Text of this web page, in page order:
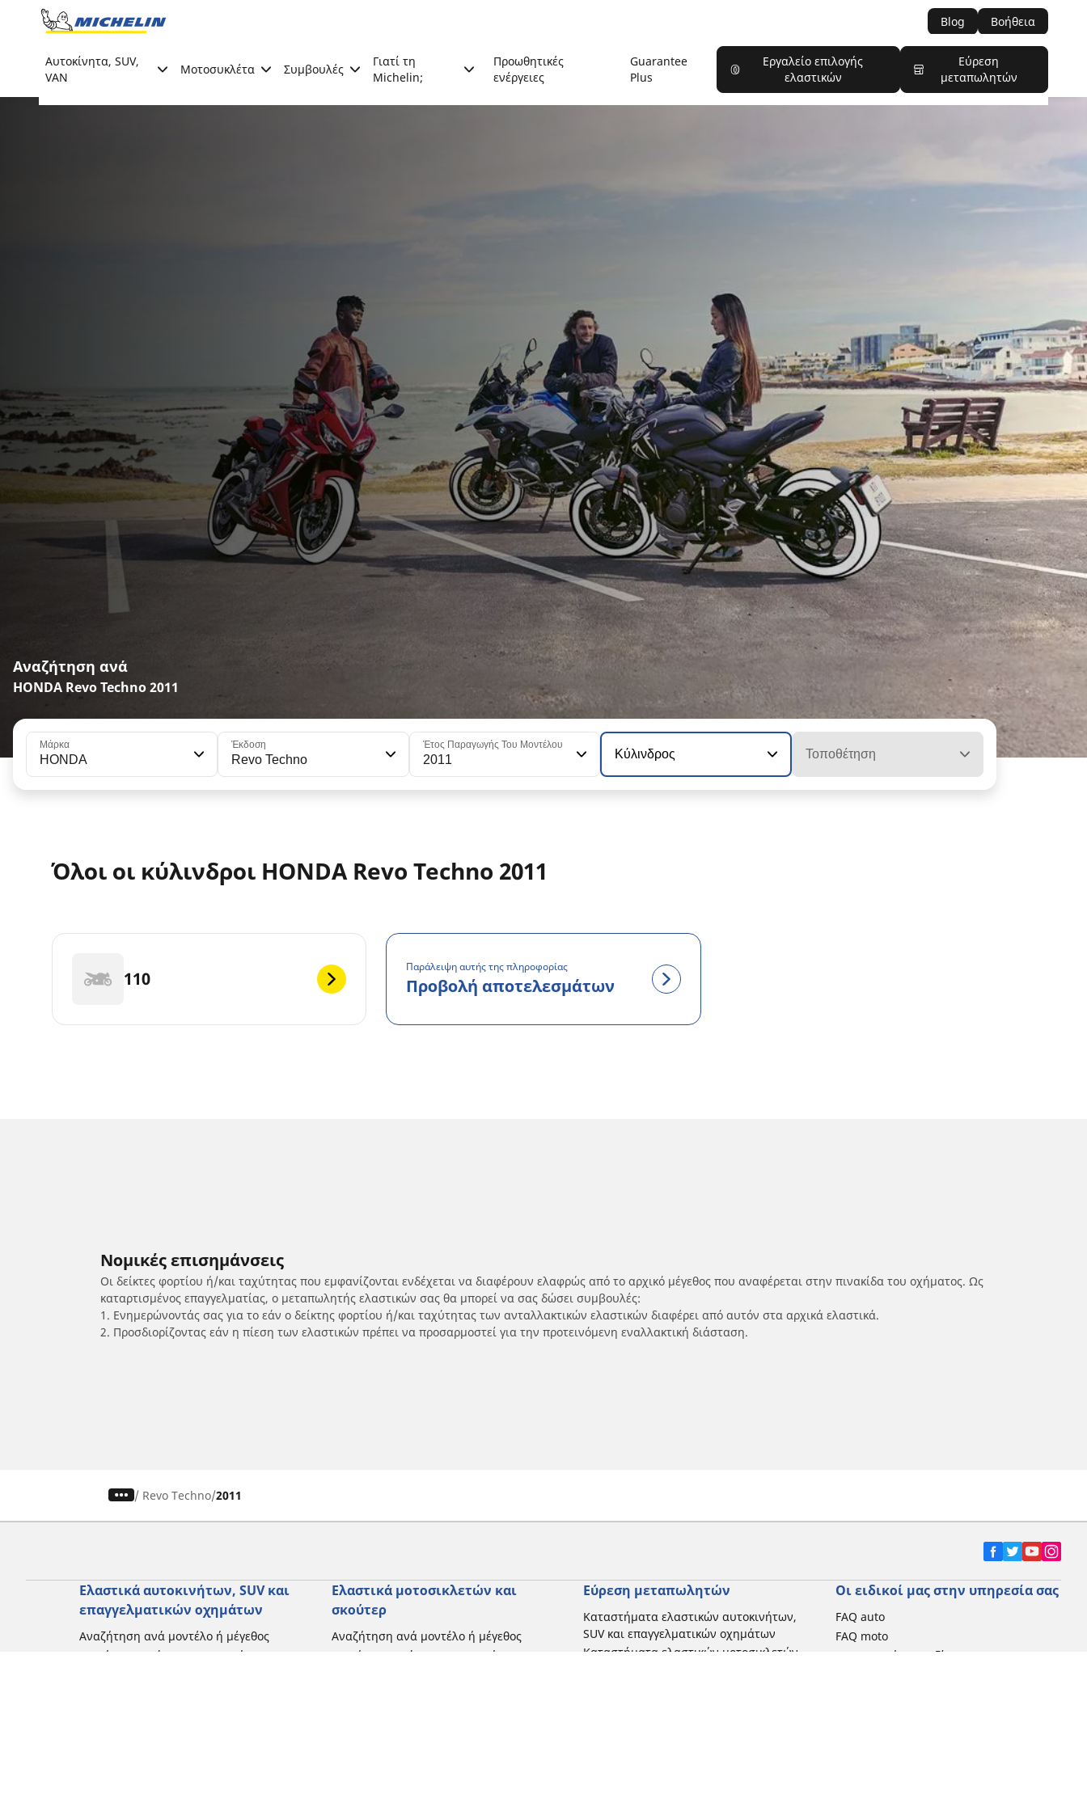
Go to page content
Blog Βοήθεια
Αυτοκίνητα, SUV,
VAN
Μοτοσυκλέτα Συμβουλές
Γιατί τη
Michelin;
Προωθητικές
ενέργειες
Guarantee
Plus
Εργαλείο επιλογής
ελαστικών
Εύρεση
μεταπωλητών
Αναζήτηση ανά
HONDA Revo Techno 2011
Μάρκα
HONDA
Έκδοση
Revo Techno
Έτος Παραγωγής Του Μοντέλου
2011 Κύλινδρος Τοποθέτηση
Όλοι οι κύλινδροι HONDA Revo Techno 2011
110
Παράλειψη αυτής της πληροφορίας
Προβολή αποτελεσμάτων
Νομικές επισημάνσεις
Οι δείκτες φορτίου ή/και ταχύτητας που εμφανίζονται ενδέχεται να διαφέρουν ελαφρώς από το αρχικό μέγεθος που αναφέρεται στην πινακίδα του οχήματος. Ως
καταρτισμένος επαγγελματίας, ο μεταπωλητής ελαστικών σας θα μπορεί να σας δώσει συμβουλές:
1. Ενημερώνοντάς σας για το εάν ο δείκτης φορτίου ή/και ταχύτητας των ανταλλακτικών ελαστικών διαφέρει από αυτόν στα αρχικά ελαστικά.
2. Προσδιορίζοντας εάν η πίεση των ελαστικών πρέπει να προσαρμοστεί για την προτεινόμενη εναλλακτική διάσταση.
/ Revo Techno 2011
Ελαστικά αυτοκινήτων, SUV και
επαγγελματικών οχημάτων
Αναζήτηση ανά μοντέλο ή μέγεθος
Περιήγηση ανά κατασκευαστή
Ελαστικά μοτοσικλετών και
σκούτερ
Αναζήτηση ανά μοντέλο ή μέγεθος
Περιήγηση ανά κατασκευαστή
Εύρεση μεταπωλητών
Καταστήματα ελαστικών αυτοκινήτων,
SUV και επαγγελματικών οχημάτων
Καταστήματα ελαστικών μοτοσικλετών
Οι ειδικοί μας στην υπηρεσία σας
FAQ auto
FAQ moto
Επικοινωνήστε μαζί μας